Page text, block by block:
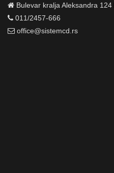
Bulevar kralja Aleksandra 124
011/2457-666
office@sistemcd.rs